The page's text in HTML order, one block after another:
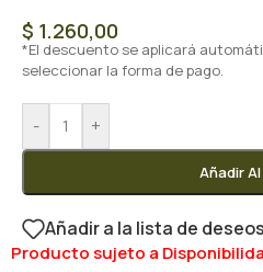
$ 1.260,00
*El descuento se aplicará
seleccionar la forma de pago.
- +
Añadir
Añadir a la lista de deseos
Producto sujeto a